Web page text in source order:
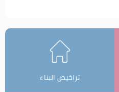
تراخيص البناء